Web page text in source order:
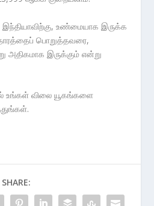
இந்தியாவிற்கு, உண்மையாக இருக்க
பொறுத்தவரை,
அதிகமாக இருக்கும் என்று
உங்கள் விலை யூகங்களை
SHARE: